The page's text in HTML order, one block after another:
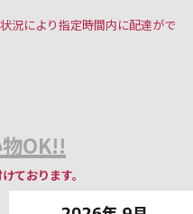
況により指定時間内に配達がで
OK!!
ております。